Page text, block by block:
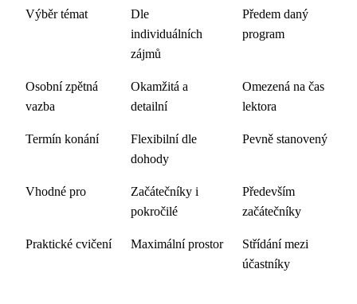
Výběr témat
Dle
individuálních
zájmů
Předem daný
program
Osobní zpětná
vazba
Okamžitá a
detailní
Omezená na čas
lektora
Termín konání
Flexibilní dle
dohody
Pevně stanovený
Vhodné pro
Začátečníky i
pokročilé
Především
začátečníky
Praktické cvičení Maximální prostor
Střídání mezi
účastníky